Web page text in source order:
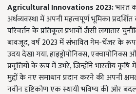
Agricultural Innovations 2023:भारत
अर्थव्यवस्था में अपनी महत्वपूर्ण भूमिका
परिवर्तन के प्रतिकूल प्रभावों जैसी लगातार
बावजूद, वर्ष 2023 में संभावित गेम-चेंजर के
उदय देखा गया. हाइड्रोपोनिक्स, एक्वापोनिक्स
प्रवृत्तियों के रूप में उभरे, जिन्होंने भारतीय
मुद्दों के नए समाधान प्रदान करने की अपनी
नवीन दृष्टिकोण एक स्थायी भविष्य की ओर